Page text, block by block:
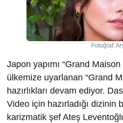
Fotoğraf:
Japon yapımı “Grand
ülkemize uyarlanan “Grand
hazırlıkları devam ediyor.
Video için hazırladığı dizinin
karizmatik şef Ateş